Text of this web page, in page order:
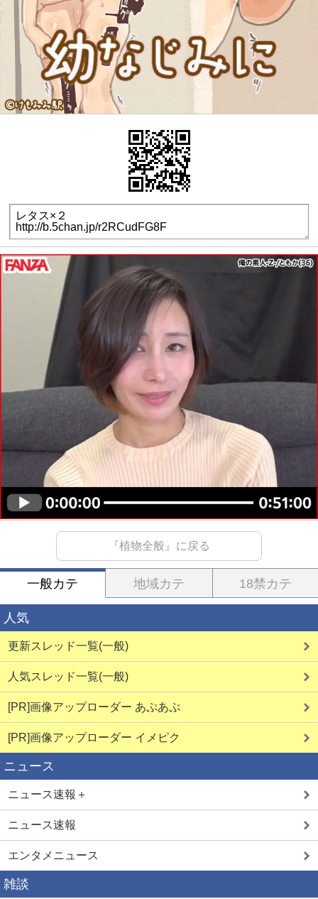
『植物全般』に戻る
一般カテ 地域カテ 18禁カテ
人気
更新スレッド一覧(一般)
人気スレッド一覧(一般)
[PR]画像アップローダー あぷあぷ
[PR]画像アップローダー イメピク
ニュース
ニュース速報＋
ニュース速報
エンタメニュース
雑談